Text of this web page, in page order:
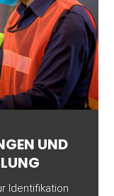
UND
Identifikation